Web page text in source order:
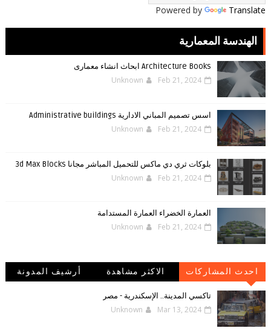
Powered by Translate
الهندسة المعمارية
Architecture Books ابحاث انشاء معمارى
Unknown Feb 21, 2024
اسس تصميم المباني الادارية Administrative buildings
Unknown Feb 21, 2024
بلوكات ثري دي ماكس للتحميل المباشر مجانا 3d Max Blocks
Unknown Feb 21, 2024
العمارة الخضراء العمارة المستدامة
Unknown Feb 21, 2024
احدث المشاركات الاكثر مشاهدة
أرشيف المدونة
تاكسي المدينة.. الإسكندرية - مصر
Unknown Mar 13, 2024